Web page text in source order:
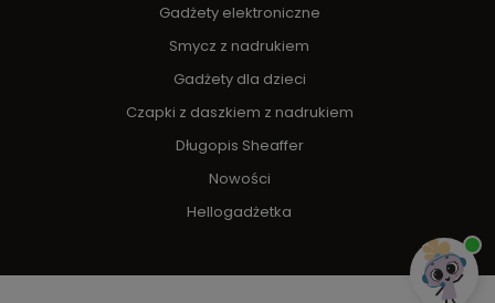
Gadżety elektroniczne
Smycz z nadrukiem
Gadżety dla dzieci
Czapki z daszkiem z nadrukiem
Długopis Sheaffer
Nowości
Hellogadżetka